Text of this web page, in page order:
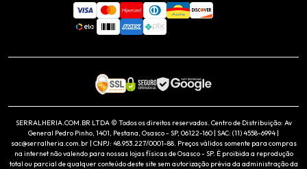
SERRALHERIA.COM.BR LTDA © Todos os direitos reservados. Centro de Distribuição: Av
General Pedro Pinho, 1401, Pestana, Osasco - SP, 06122-160 | SAC: (11) 4558-6994 |
sac@serralheria.com.br | CNPJ: 48.953.227/0001-88. Preços válidos somente para compras
na internet não valendo para nossas lojas físicas de Osasco - SP. É proibida a reprodução
total ou parcial de qualquer conteúdo deste site sem autorização prévia da administração da